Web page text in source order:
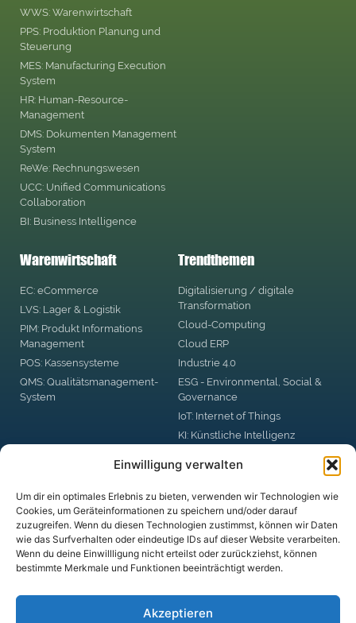
Einwilligung verwalten
Um dir ein optimales Erlebnis zu bieten, verwenden wir Technologien wie
Cookies, um Geräteinformationen zu speichern und/oder darauf
zuzugreifen. Wenn du diesen Technologien zustimmst, können wir Daten
wie das Surfverhalten oder eindeutige IDs auf dieser Website verarbeiten.
Wenn du deine Einwillligung nicht erteilst oder zurückziehst, können
bestimmte Merkmale und Funktionen beeinträchtigt werden.
Akzeptieren
WWS: Warenwirtschaft
PPS: Produktion Planung und
Steuerung
MES: Manufacturing Execution
System
HR: Human-Resource-
Management
DMS: Dokumenten Management
System
ReWe: Rechnungswesen
UCC: Unified Communications
Collaboration
BI: Business Intelligence
Warenwirtschaft
EC: eCommerce
LVS: Lager & Logistik
PIM: Produkt Informations
Management
POS: Kassensysteme
QMS: Qualitätsmanagement-
System
Trendthemen
Digitalisierung / digitale
Transformation
Cloud-Computing
Cloud ERP
Industrie 4.0
ESG - Environmental, Social &
Governance
IoT: Internet of Things
KI: Künstliche Intelligenz
Automation
Blockchain
DSGVO: Datenschutzgrund-
Verordnung
Digital Business Security